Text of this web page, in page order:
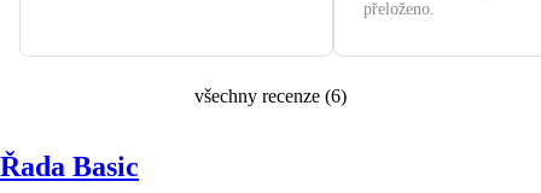
přeloženo.
všechny recenze (6)
Řada Basic